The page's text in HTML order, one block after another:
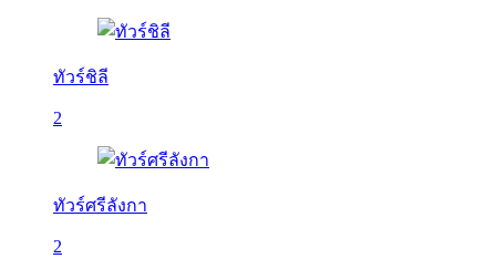
ทัวร์ชิลี
2
ทัวร์ศรีลังกา
2